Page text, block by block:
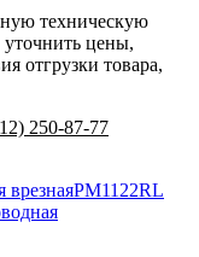
техническую
уточнить цены,
отгрузки товара,
250-87-77
PM1122RL